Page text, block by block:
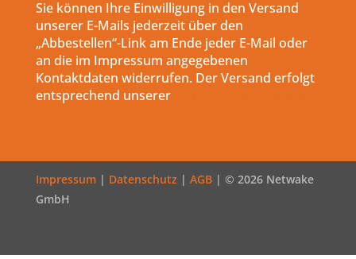
Sie können Ihre Einwilligung in den Versand
unserer E-Mails jederzeit über den
„Abbestellen“-Link am Ende jeder E-Mail oder
an die im Impressum angegebenen
Kontaktdaten widerrufen. Der Versand erfolgt
entsprechend unserer
Impressum| Datenschutz | AGB| © 2026 Netwake
GmbH